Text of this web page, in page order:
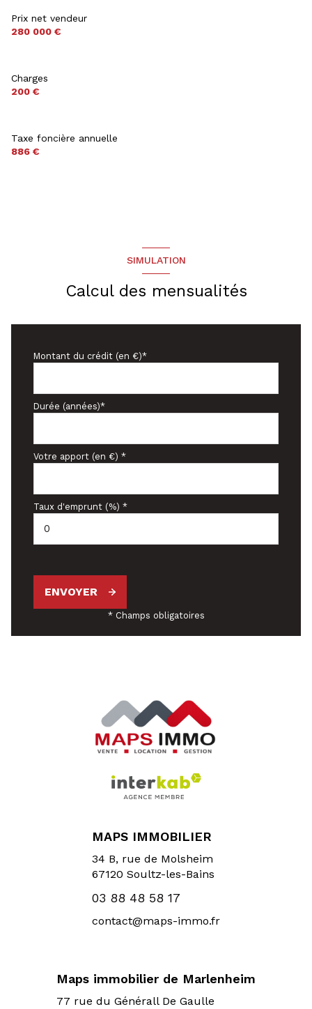
3 niveau(x)
terrasse
Prix net vendeur
280 000 €
Charges
200 €
Taxe foncière annuelle
886 €
SIMULATION
Calcul des mensualités
Montant du crédit (en €)*
Durée (années)*
Votre apport (en €) *
Taux d'emprunt (%) *
ENVOYER
* Champs obligatoires
MAPS IMMOBILIER
34 B, rue de Molsheim
67120 Soultz-les-Bains
03 88 48 58 17
contact@maps-immo.fr
Maps immobilier de Marlenheim
77 rue du Générall De Gaulle